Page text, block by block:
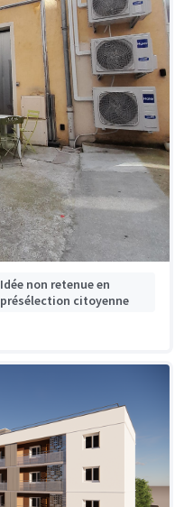
Idée non retenue en
présélection citoyenne